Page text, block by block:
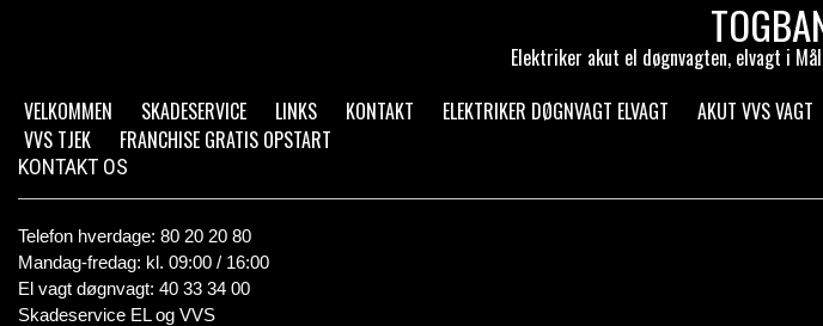
Elektriker akut el døgnvagten, elvagt i
VELKOMMEN
SKADESERVICE LINKS KONTAKT ELEKTRIKER DØGNVAGT ELVAGT AKUT VVS VAGT
VVS TJEK
FRANCHISE GRATIS OPSTART
KONTAKT OS
Telefon hverdage: 80 20 20 80
Mandag-fredag: kl. 09:00 / 16:00
El vagt døgnvagt: 40 33 34 00
Skadeservice EL og VVS